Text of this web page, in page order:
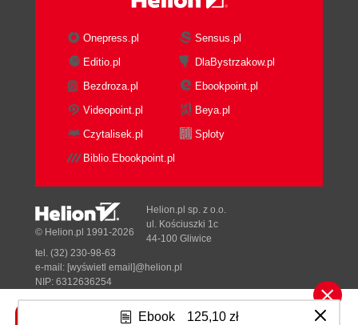
Ebook 125,10 zł
Onepress.pl
Sensus.pl
Editio.pl
DlaBystrzakow.pl
Bezdroza.pl
Ebookpoint.pl
Videopoint.pl
Beya.pl
Czytalisek.pl
Sploty
Biblio.Ebookpoint.pl
Tonik.pl
© Helion.pl 1991-2026
Helion.pl sp. z o.o.
ul. Kościuszki 1c
44-100 Gliwice
tel. (32) 230-98-63
e-mail: [wyświetl email]@helion.pl
NIP: 6312636254